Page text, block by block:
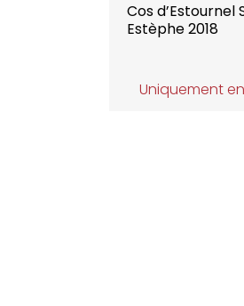
Cos d’Estournel
Estèphe 2018
Uniquement